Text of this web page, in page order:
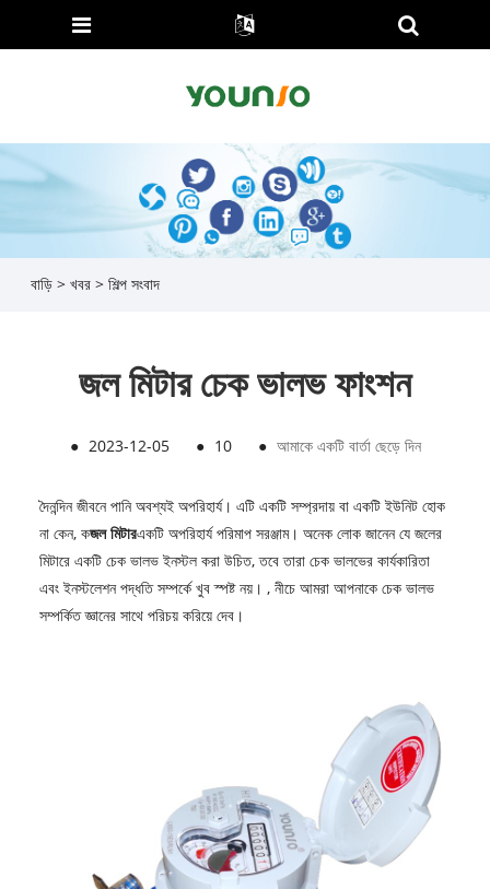
বাড়ি > খবর> শিল্প সংবাদ
জল মিটার চেক ভালভ ফাংশন
● 2023-12-05 ● 10 ● আমাকে একটি বার্তা ছেড়ে দিন
দৈনন্দিন জীবনে পানি অবশ্যই অপরিহার্য। এটি একটি সম্প্রদায় বা একটি ইউনিট হোক
না কেন, কজল মিটারএকটি অপরিহার্য পরিমাপ সরঞ্জাম। অনেক লোক জানেন যে জলের
মিটারে একটি চেক ভালভ ইনস্টল করা উচিত, তবে তারা চেক ভালভের কার্যকারিতা
এবং ইনস্টলেশন পদ্ধতি সম্পর্কে খুব স্পষ্ট নয়। , নীচে আমরা আপনাকে চেক ভালভ
সম্পর্কিত জ্ঞানের সাথে পরিচয় করিয়ে দেব।